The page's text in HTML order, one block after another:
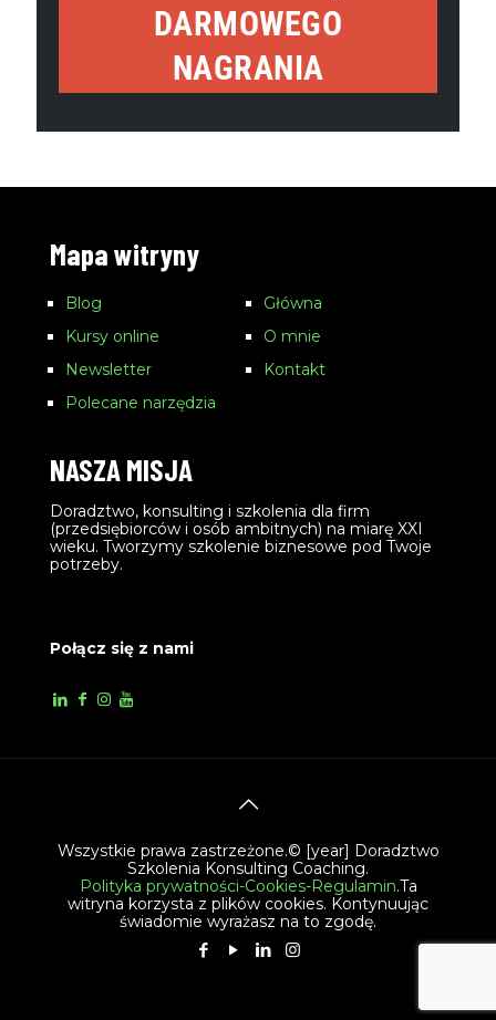
DARMOWEGO
NAGRANIA
Mapa witryny
Blog
Kursy online
Newsletter
Polecane narzędzia
Główna
O mnie
Kontakt
NASZA MISJA
Doradztwo, konsulting i szkolenia dla firm
(przedsiębiorców i osób ambitnych) na miarę XXI
wieku. Tworzymy szkolenie biznesowe pod Twoje
potrzeby.
Połącz się z nami
Wszystkie prawa zastrzeżone.© [year] Doradztwo
Szkolenia Konsulting Coaching.
Polityka prywatności-Cookies-Regulamin.Ta
witryna korzysta z plików cookies. Kontynuując
świadomie wyrażasz na to zgodę.